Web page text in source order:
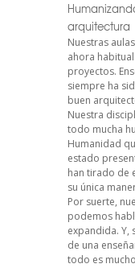
arquitectura
Nuestras
ahora
proyectos.
siempre ha
buen
Nuestra
todo mucha
Humanidad
estado
han tirado de
su única
Por suerte,
podemos
expandida. Y,
de una
todo es